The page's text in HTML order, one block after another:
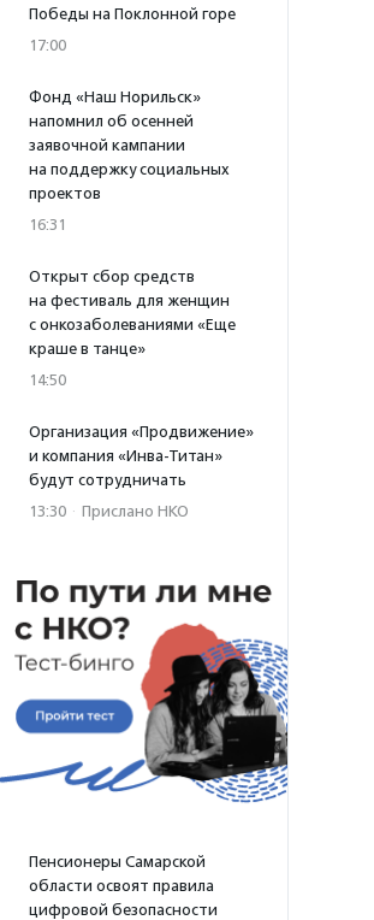
Победы на Поклонной горе
17:00
Фонд «Наш Норильск»
напомнил об осенней
заявочной кампании
на поддержку социальных
проектов
16:31
Открыт сбор средств
на фестиваль для женщин
с онкозаболеваниями «Еще
краше в танце»
14:50
Организация «Продвижение»
и компания «Инва-Титан»
будут сотрудничать
13:30 · Прислано НКО
Пенсионеры Самарской
области освоят правила
цифровой безопасности